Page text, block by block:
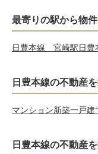
最寄りの駅から物
日豊本線 宮崎駅日
日豊本線の不動産
マンション新築一戸建
日豊本線の不動産